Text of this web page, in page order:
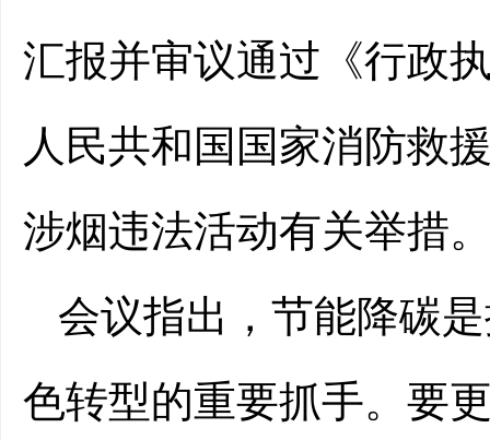
汇报并审议通过《行政
人民共和国国家消防救
涉烟违法活动有关举措
会议指出，节能降碳
色转型的重要抓手。要